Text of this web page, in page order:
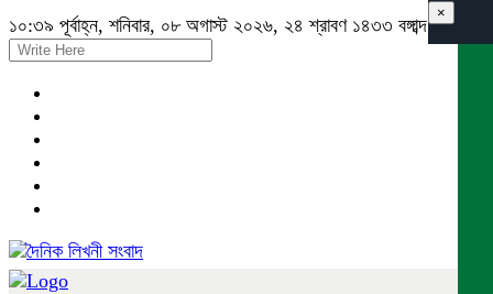
১০:৩৯ পূর্বাহ্ন, শনিবার, ০৮ অগাস্ট ২০২৬, ২৪ শ্রাবণ ১৪৩৩ বঙ্গাব্দ
×